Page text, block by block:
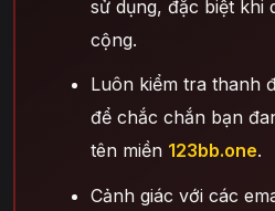
sử dụng, đặc biệt khi
cộng.
Luôn kiểm tra thanh
để chắc chắn bạn
tên miền 123bb.one.
Cảnh giác với các